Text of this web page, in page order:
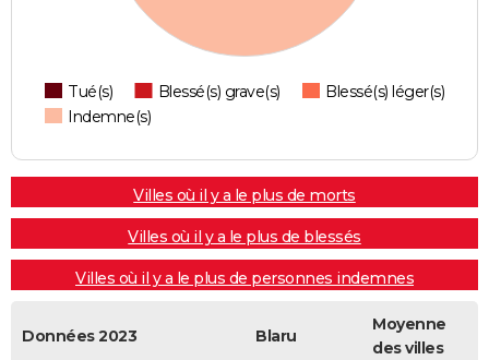
Tué(s) Blessé(s) grave(s)
Blessé(s) léger(s)
Indemne(s)
Villes où il y a le plus de morts
Villes où il y a le plus de blessés
Villes où il y a le plus de personnes indemnes
Données 2023 Blaru
Moyenne
des villes